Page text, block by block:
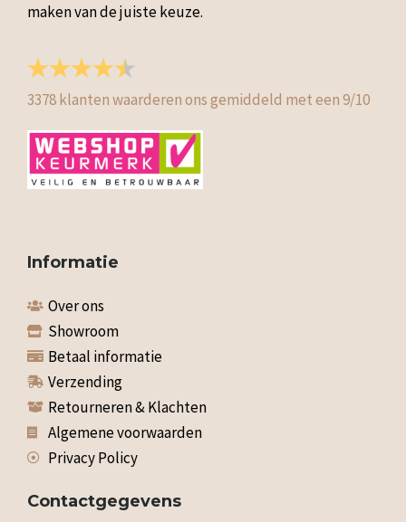
maken van de juiste keuze.
3378klanten waarderen ons gemiddeld met een9/10
Informatie
Over ons
Showroom
Betaal informatie
Verzending
Retourneren & Klachten
Algemene voorwaarden
Privacy Policy
Contactgegevens